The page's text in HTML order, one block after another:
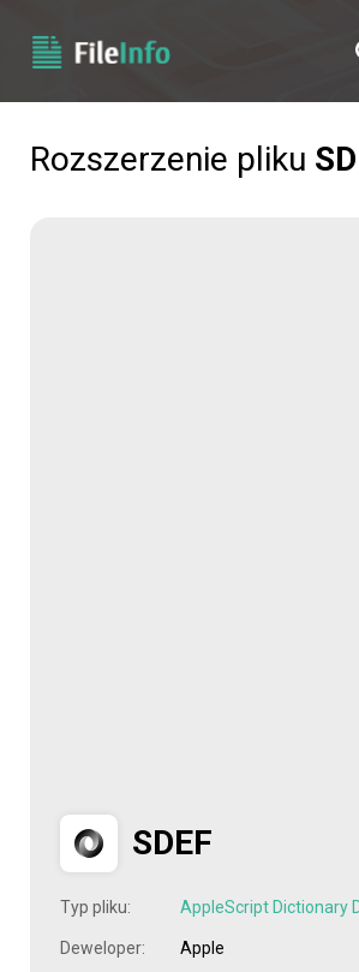
Rozszerzenie pliku
SDEF
Typ pliku: AppleScript Dictionary
Deweloper: Apple